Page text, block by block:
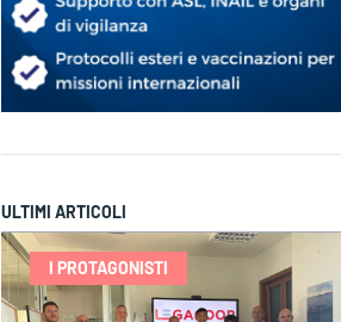
ULTIMI ARTICOLI
I PROTAGONISTI